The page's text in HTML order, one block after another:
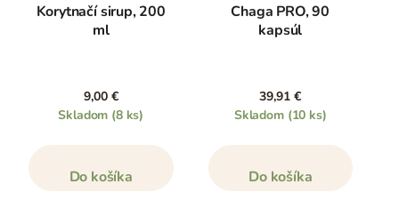
Korytnačí sirup, 200
ml
9,00 €
Skladom (8 ks)
Do košíka
Chaga PRO, 90
kapsúl
39,91 €
Skladom (10 ks)
Do košíka